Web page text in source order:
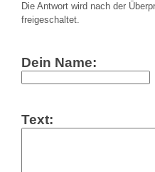
Die Antwort wird nach der
freigeschaltet.
Dein Name:
Text: